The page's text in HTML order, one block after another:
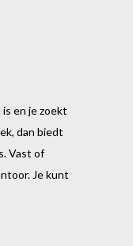
en je zoekt
dan biedt
Vast of
Je kunt